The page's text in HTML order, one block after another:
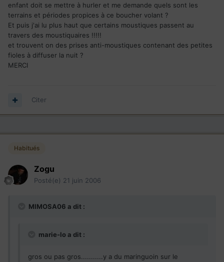
enfant doit se mettre à hurler et me demande quels sont les
terrains et périodes propices à ce boucher volant ?
Et puis j'ai lu plus haut que certains moustiques passent au
travers des moustiquaires !!!!!
et trouvent on des prises anti-moustiques contenant des petites
fioles à diffuser la nuit ?
MERCI
Citer
Habitués
Zogu
Posté(e) 21 juin 2006
MIMOSA06 a dit :
marie-lo a dit :
gros ou pas gros...........y a du maringuoin sur le